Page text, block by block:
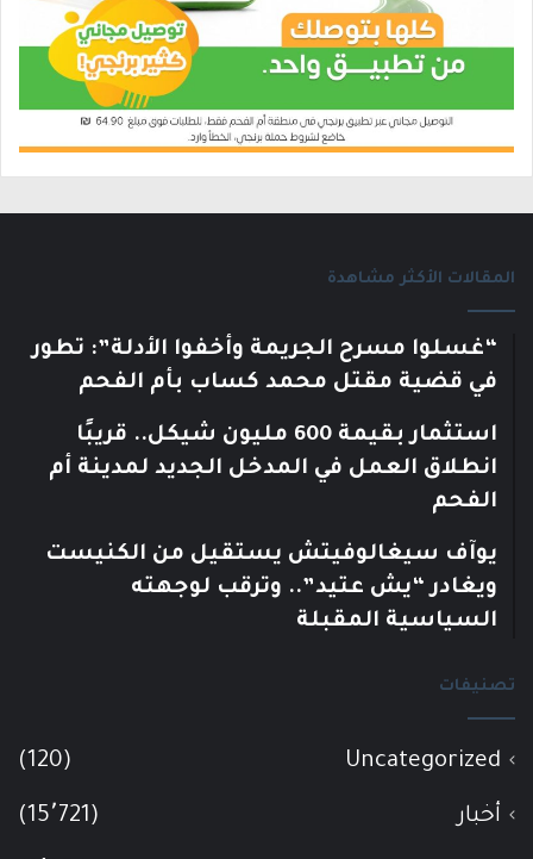
المقالات الأكثر مشاهدة
“غسلوا مسرح الجريمة وأخفوا الأدلة”: تطور
في قضية مقتل محمد كساب بأم الفحم
استثمار بقيمة 600 مليون شيكل.. قريبًا
انطلاق العمل في المدخل الجديد لمدينة أم
الفحم
يوآف سيغالوفيتش يستقيل من الكنيست
ويغادر “يش عتيد”.. وترقب لوجهته
السياسية المقبلة
تصنيفات
Uncategorized
(120)
أخبار (15٬721)